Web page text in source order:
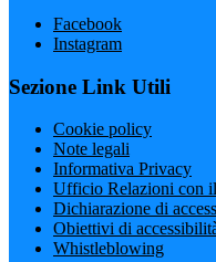
Facebook
Instagram
Sezione Link Utili
Cookie policy
Note legali
Informativa Privacy
Ufficio Relazioni con
Dichiarazione di
Obiettivi di
Whistleblowing